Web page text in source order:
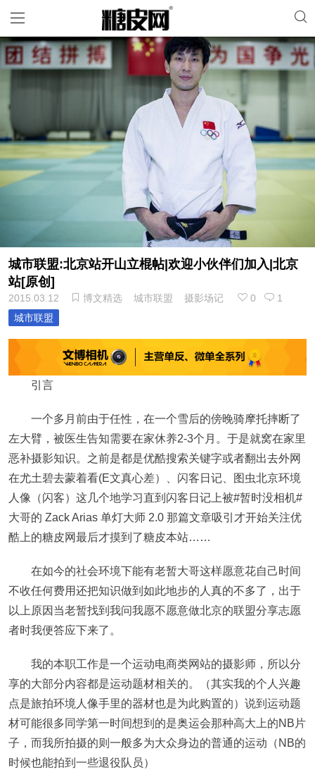
城市联盟:北京站开山立棍帖|欢迎小伙伴们加入|北京
站[原创]
2015.03.12 博文精选 城市联盟 摄影场记 0
1
城市联盟
引言
一个多月前由于任性，在一个雪后的傍晚骑摩托摔断了
左大臂，被医生告知需要在家休养2-3个月。于是就窝在家里
恶补摄影知识。之前是都是优酷搜索关键字或者翻出去外网
在尤土碧去蒙着看(E文真心差）、闪客日记、图虫北京环境
人像（闪客）这几个地学习直到闪客日记上被#暂时没相机#
大哥的 Zack Arias 单灯大师 2.0 那篇文章吸引才开始关注优
酷上的糖皮网最后才摸到了糖皮本站……
在如今的社会环境下能有老暂大哥这样愿意花自己时间
不收任何费用还把知识做到如此地步的人真的不多了，出于
以上原因当老暂找到我问我愿不愿意做北京的联盟分享志愿
者时我便答应下来了。
我的本职工作是一个运动电商类网站的摄影师，所以分
享的大部分内容都是运动题材相关的。（其实我的个人兴趣
点是旅拍环境人像手里的器材也是为此购置的）说到运动题
材可能很多同学第一时间想到的是奥运会那种高大上的NB片
子，而我所拍摄的则一般多为大众身边的普通的运动（NB的
时候也能拍到一些退役队员）